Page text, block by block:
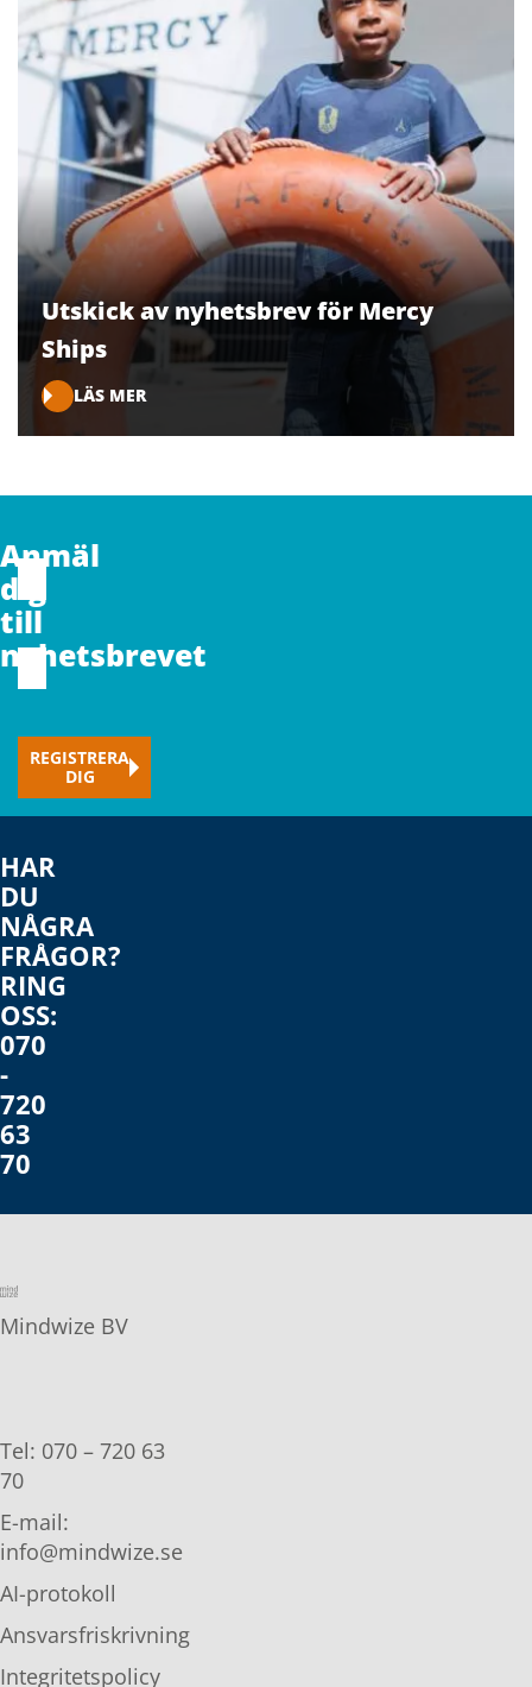
Utskick av nyhetsbrev för Mercy
Ships
LÄS MER
Anmäl
dig
till
nyhetsbrevet
CAPTCHA
Förnamn
E-
REGISTRERA
DIG
HAR
DU
NÅGRA
FRÅGOR?
RING
OSS:
070
-
720
63
70
Mindwize BV
Tel: 070 – 720 63
70
E-mail:
info@mindwize.se
AI-protokoll
Ansvarsfriskrivning
Integritetspolicy